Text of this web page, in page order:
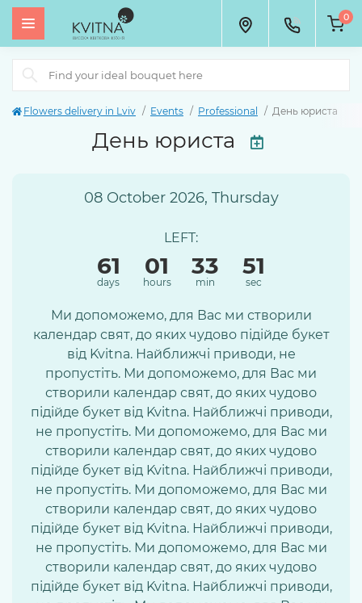
0
Flowers delivery in Lviv Events Professional День юриста
День юриста
08 October 2026, Thursday
LEFT:
61
days
01
hours
33
min
50
sec
Ми допоможемо, для Вас ми створили
календар свят, до яких чудово підійде букет
від Kvitna. Найближчі приводи, не
пропустіть. Ми допоможемо, для Вас ми
створили календар свят, до яких чудово
підійде букет від Kvitna. Найближчі приводи,
не пропустіть. Ми допоможемо, для Вас ми
створили календар свят, до яких чудово
підійде букет від Kvitna. Найближчі приводи,
не пропустіть. Ми допоможемо, для Вас ми
створили календар свят, до яких чудово
підійде букет від Kvitna. Найближчі приводи,
не пропустіть. Ми допоможемо, для Вас ми
створили календар свят, до яких чудово
підійде букет від Kvitna. Найближчі приводи,